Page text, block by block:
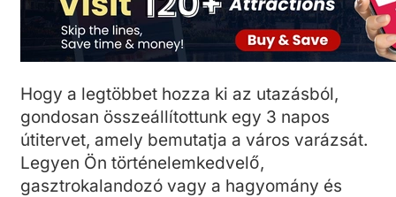
Hogy a legtöbbet hozza ki az utazásból,
gondosan összeállítottunk egy 3 napos
útitervet, amely bemutatja a város varázsát.
Legyen Ön történelemkedvelő,
gasztrokalandozó vagy a hagyomány és